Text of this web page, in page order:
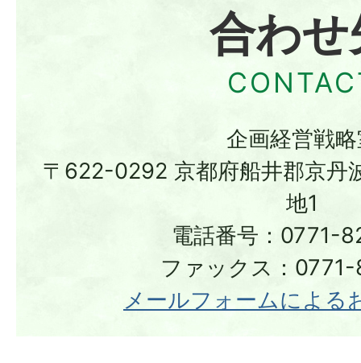
合わせ
企画経営戦
〒622-0292 京都府船井郡京丹
地1
電話番号：0771-
ファックス：
メールフォームによる